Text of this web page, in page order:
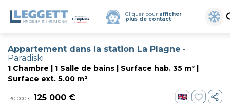
Cliquer pour afficher
plus de contact
Appartement dans la station La Plagne -
Paradiski
1 Chambre | 1 Salle de bains | Surface hab. 35 m² |
Surface ext. 5.00 m²
130 000 €125 000 €